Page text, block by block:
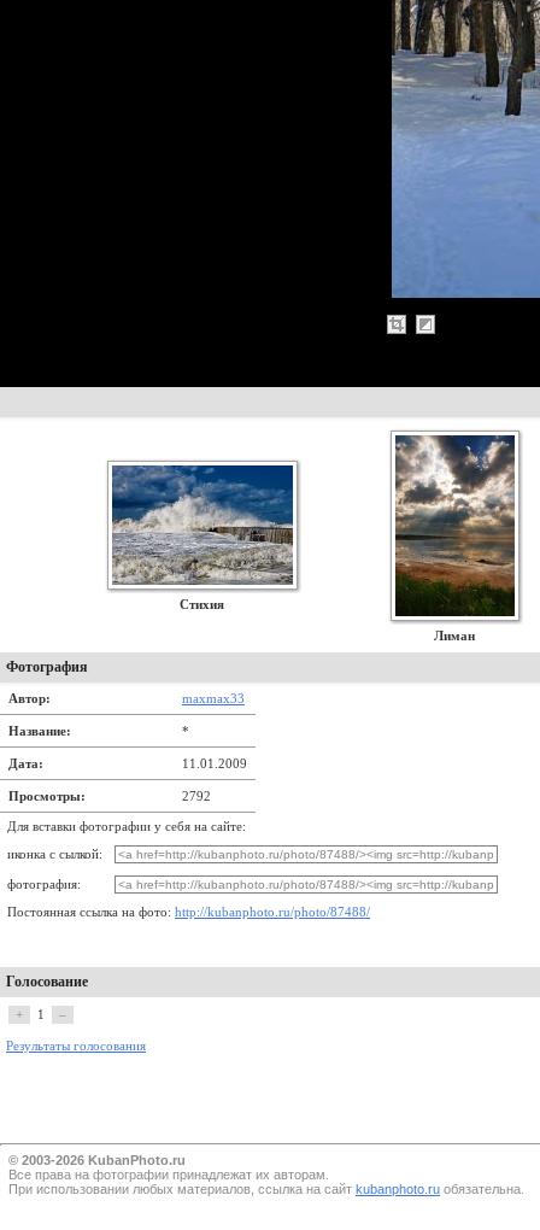
Стихия
Лиман
Фотография
Автор: maxmax33
Название: *
Дата: 11.01.2009
Просмотры: 2792
Для вставки фотографии у себя на сайте:
иконка с сылкой:
фотография:
Постоянная ссылка на фото: http://kubanphoto.ru/photo/87488/
Голосование
+ 1 –
Результаты голосования
© 2003-2026 KubanPhoto.ru
Все прaва на фотографии принадлежат их авторам.
При использовании любых материалов, ссылка на сайт kubanphoto.ru обязательна.